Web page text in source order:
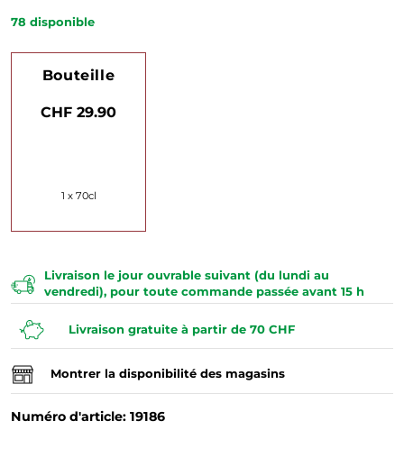
78 disponible
Bouteille
CHF 29.90
1 x 70cl
Livraison le jour ouvrable suivant (du lundi au
vendredi), pour toute commande passée avant 15 h
Livraison gratuite à partir de 70 CHF
Montrer la disponibilité des magasins
Numéro d'article: 19186